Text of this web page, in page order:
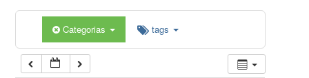
Categorias tags
07:00